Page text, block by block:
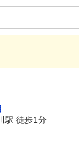
駅 徒歩1分